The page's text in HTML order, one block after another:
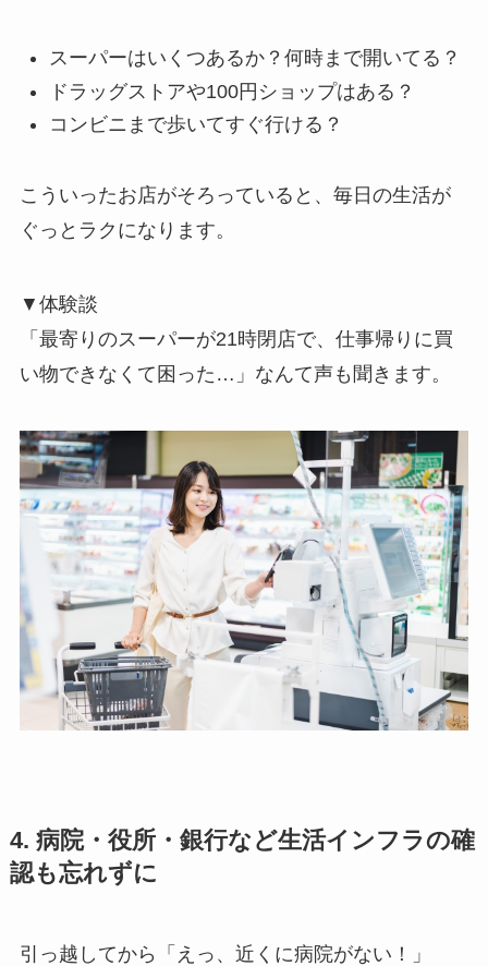
スーパーはいくつあるか？何時まで開いてる？
ドラッグストアや100円ショップはある？
コンビニまで歩いてすぐ行ける？
こういったお店がそろっていると、毎日の生活が
ぐっとラクになります。
▼体験談
「最寄りのスーパーが21時閉店で、仕事帰りに買
い物できなくて困った…」なんて声も聞きます。
4. 病院・役所・銀行など生活インフラの確
認も忘れずに
引っ越してから「えっ、近くに病院がない！」